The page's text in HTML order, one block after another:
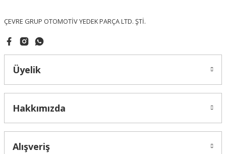
ÇEVRE GRUP OTOMOTİV YEDEK PARÇA LTD. ŞTİ.
Üyelik
Hakkımızda
Alışveriş